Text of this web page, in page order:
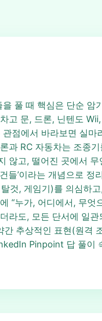
풀 때 핵심은 단순 암
고 문, 드론, 닌텐도
관점에서 바라보면 실
과 RC 자동차는 조종
않고, 떨어진 곳에서
들’이라는 개념으로
것, 게임기)를 의심하
“누가, 어디에서, 무
라도, 모든 단서에 일
추상적인 표현(원격
Pinpoint 답 풀이